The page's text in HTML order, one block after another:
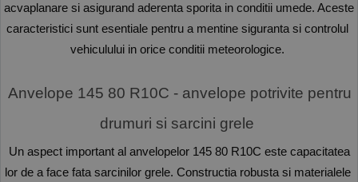
acvaplanare si asigurand aderenta sporita in conditii umede. Aceste
caracteristici sunt esentiale pentru a mentine siguranta si controlul
vehiculului in orice conditii meteorologice.
drumuri si sarcini grele
lor de a face fata sarcinilor grele. Constructia robusta si materialele